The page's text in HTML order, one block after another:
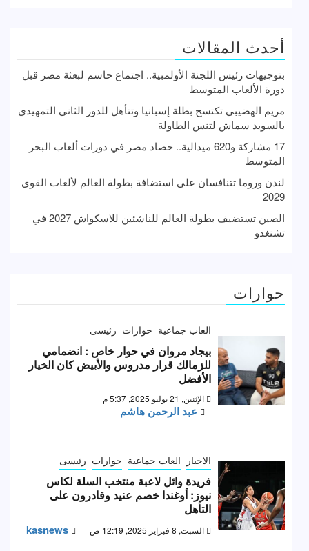
أحدث المقالات
بتوجيهات رئيس اللجنة الأولمبية.. اجتماع حاسم لبعثة مصر قبل
دورة الألعاب المتوسط
مريم الهضيبي تكتسح بطلة إسبانيا وتتأهل للدور الثاني التمهيدي
بالسويد سماش لتنس الطاولة
17 مشاركة و620 ميدالية.. حصاد مصر في دورات ألعاب البحر
المتوسط
لندن وروما تتنافسان على استضافة بطولة العالم لألعاب القوى
2029
الصين تستضيف بطولة العالم للناشئين للاسكواش 2027 في
تشنغدو
حوارات
العاب جماعية حوارات رئيسى
بيجاد مروان في حوار خاص : انضمامي
للزمالك قرار مدروس والأبيض كان الخيار
الأفضل
الإثنين, 21 يوليو 2025, 5:37 م
عبد الرحمن هاشم
الاخبار العاب جماعية حوارات رئيسى
فريدة وائل لاعبة منتخب السلة لكاس
نيوز: أوغندا خصم عنيد وقادرون على
التأهل
السبت, 8 فبراير 2025, 12:19 ص kasnews